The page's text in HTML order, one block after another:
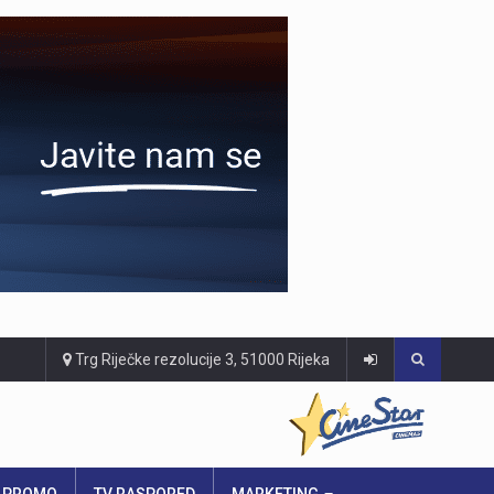
Trg Riječke rezolucije 3, 51000 Rijeka